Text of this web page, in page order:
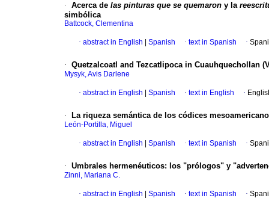
· Acerca de las pinturas que se quemaron y la
simbólica
Battcock, Clementina
· abstract in English Spanish · text in Spanish ·
· Quetzalcoatl and Tezcatlipoca in Cuauhquechollan
Mysyk, Avis Darlene
· abstract in English Spanish · text in English ·
· La riqueza semántica de los códices
León-Portilla, Miguel
· abstract in English Spanish · text in Spanish ·
· Umbrales hermenéuticos: los "prólogos" y
Zinni, Mariana C.
· abstract in English Spanish · text in Spanish ·